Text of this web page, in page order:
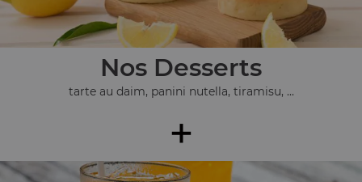
Nos Desserts
tarte au daim, panini nutella, tiramisu, ...
+